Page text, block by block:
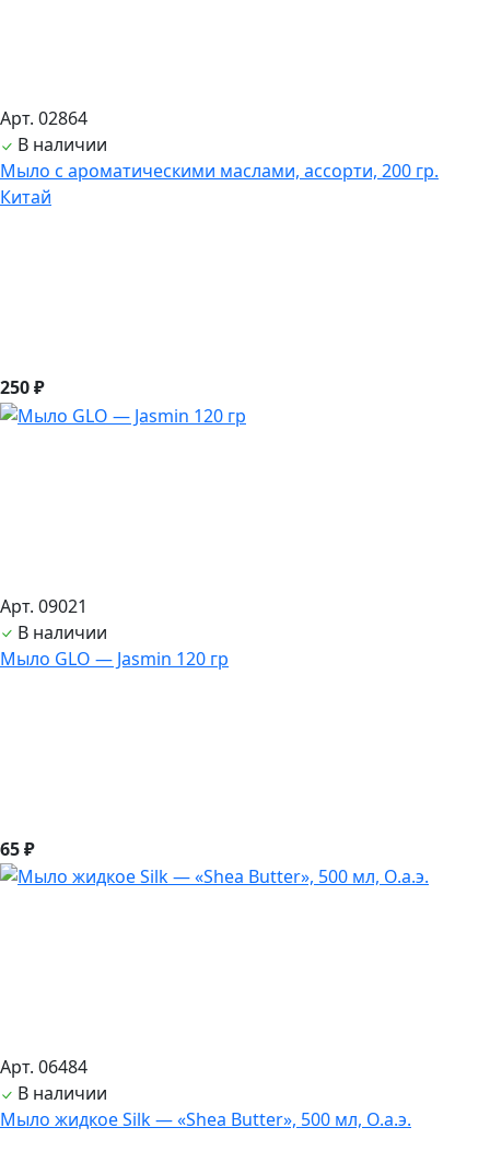
Арт. 02864
В наличии
Мыло с ароматическими маслами, ассорти, 200 гр.
Китай
250 ₽
Арт. 09021
В наличии
Мыло GLO — Jasmin 120 гр
65 ₽
Арт. 06484
В наличии
Мыло жидкое Silk — «Shea Butter», 500 мл, О.а.э.